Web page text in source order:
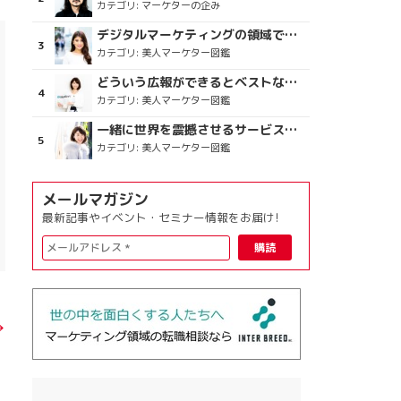
カテゴリ: マーケターの企み
デジタルマーケティングの領域で、海外というステージに
カテゴリ: 美人マーケター図鑑
どういう広報ができるとベストなのか
カテゴリ: 美人マーケター図鑑
一緒に世界を震撼させるサービスをつくりましょう
カテゴリ: 美人マーケター図鑑
メールマガジン
最新記事やイベント・セミナー情報をお届け!